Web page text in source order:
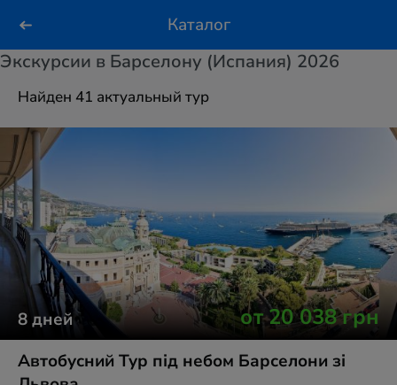
Каталог
Экскурсии в Барселону (Испания) 2026
Найден 41 актуальный тур
8дней от20 038грн
Автобусний Тур під небом Барселони зі